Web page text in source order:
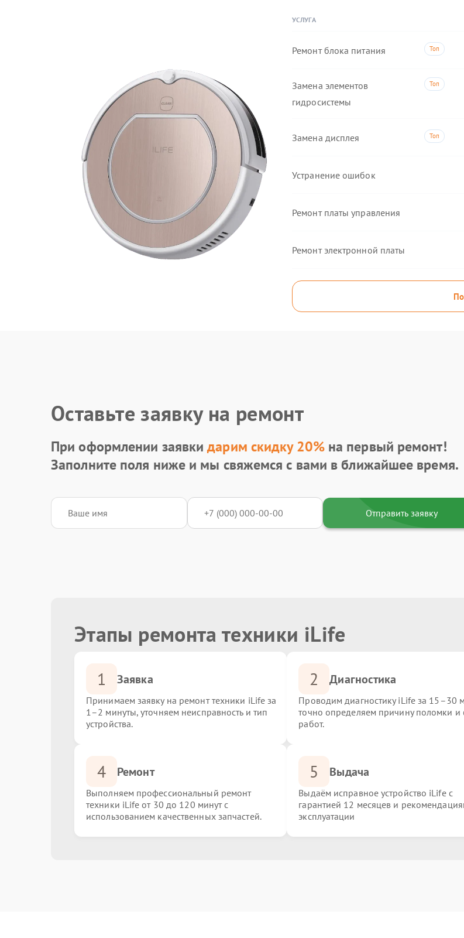
УСЛУГА
Ремонт блока питания
Замена элементов
гидросистемы
Замена дисплея
Устранение ошибок
Ремонт платы управления
Ремонт электронной платы
Оставьте заявку на ремонт
При оформлении заявкидарим скидку 20%на первый ремонт!
Заполните поля ниже и мы свяжемся с вами в ближайшее время.
Отправить заявку
Этапы ремонта техники iLife
1 Заявка
Принимаем заявку на ремонт техники iLife за
1–2 минуты, уточняем неисправность и тип
устройства.
2 Диагностика
Проводим диагностику iLife за 15–30
точно определяем причину поломки и
работ.
4 Ремонт
Выполняем профессиональный ремонт
техники iLife от 30 до 120 минут с
использованием качественных запчастей.
5 Выдача
Выдаём исправное устройство iLife с
гарантией 12 месяцев и
эксплуатации